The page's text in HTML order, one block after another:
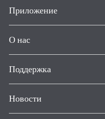
Приложение
О нас
Поддержка
Новости